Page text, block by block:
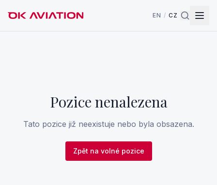
EN / CZ
Pozice nenalezena
Tato pozice již neexistuje nebo byla obsazena.
Zpět na volné pozice